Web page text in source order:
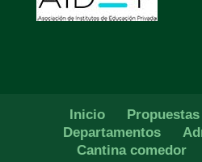
Inicio
Departamentos
Cantina comedor